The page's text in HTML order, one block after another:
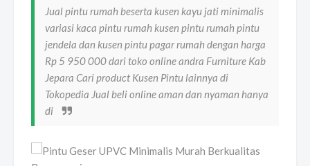
Jual pintu rumah beserta kusen kayu jati minimalis
variasi kaca pintu rumah kusen pintu rumah pintu
jendela dan kusen pintu pagar rumah dengan harga
Rp 5 950 000 dari toko online andra Furniture Kab
Jepara Cari product Kusen Pintu lainnya di
Tokopedia Jual beli online aman dan nyaman hanya
di